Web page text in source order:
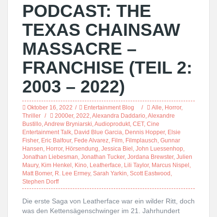
PODCAST: THE
TEXAS CHAINSAW
MASSACRE –
FRANCHISE (TEIL 2:
2003 – 2022)
Oktober 16, 2022 Entertainment Blog Alle, Horror,
Thriller
2000er, 2022,Alexandra Daddario,Alexandre
Bustillo,Andrew Bryniarski,Audioprodukt, CET, Cine
Entertainment Talk, David Blue Garcia, Dennis Hopper, Elsie
Fisher, Eric Balfour, Fede Alvarez, Film, Filmplausch, Gunnar
Hansen, Horror, Hörsendung, Jessica Biel , John Luessenhop,
Jonathan Liebesman, Jonathan Tucker, Jordana Brewster, Julien
Maury, Kim Henkel , Kino, Leatherface, Lili Taylor, Marcus Nispel ,
Matt Bomer, R. Lee Ermey, Sarah Yarkin, Scott Eastwood ,
Stephen Dorff
Die erste Saga von Leatherface war ein wilder Ritt, doch
was den Kettensägenschwinger im 21. Jahrhundert